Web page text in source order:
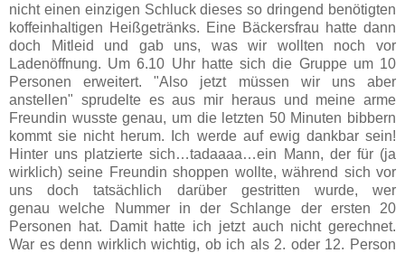
nicht einen einzigen Schluck dieses so dringend benötigten
koffeinhaltigen Heißgetränks. Eine Bäckersfrau hatte dann
doch Mitleid und gab uns, was wir wollten noch vor
Ladenöffnung. Um 6.10 Uhr hatte sich die Gruppe um 10
Personen erweitert. "Also jetzt müssen wir uns aber
anstellen" sprudelte es aus mir heraus und meine arme
Freundin wusste genau, um die letzten 50 Minuten bibbern
kommt sie nicht herum. Ich werde auf ewig dankbar sein!
Hinter uns platzierte sich…tadaaaa…ein Mann, der für (ja
wirklich) seine Freundin shoppen wollte, während sich vor
uns doch tatsächlich darüber gestritten wurde, wer
genau welche Nummer in der Schlange der ersten 20
Personen hat. Damit hatte ich jetzt auch nicht gerechnet.
War es denn wirklich wichtig, ob ich als 2. oder 12. Person